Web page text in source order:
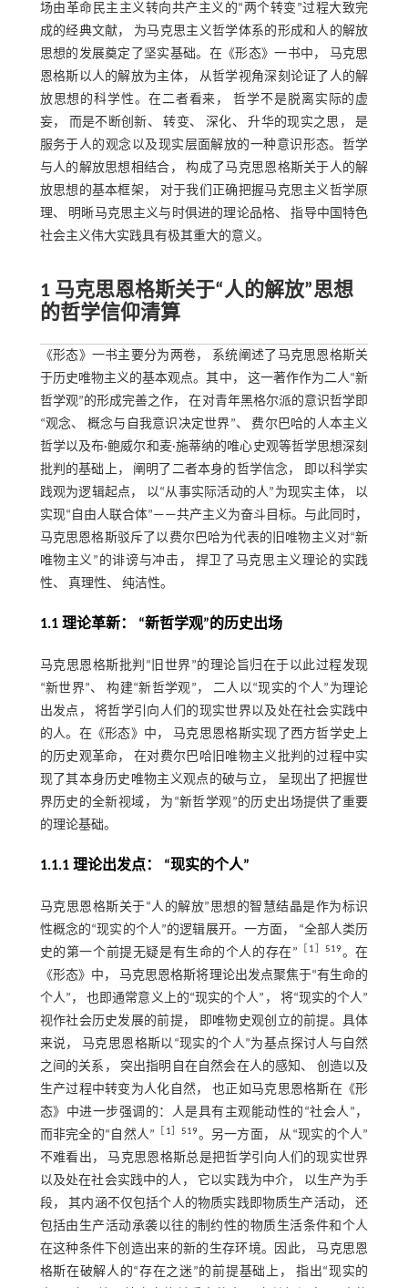
场由革命民主主义转向共产主义的“两个转变”过程大致完
成的经典文献， 为马克思主义哲学体系的形成和人的解放
思想的发展奠定了坚实基础。在《形态》一书中， 马克思
恩格斯以人的解放为主体， 从哲学视角深刻论证了人的解
放思想的科学性。在二者看来， 哲学不是脱离实际的虚
妄， 而是不断创新、 转变、 深化、 升华的现实之思， 是
服务于人的观念以及现实层面解放的一种意识形态。哲学
与人的解放思想相结合， 构成了马克思恩格斯关于人的解
放思想的基本框架， 对于我们正确把握马克思主义哲学原
理、 明晰马克思主义与时俱进的理论品格、 指导中国特色
社会主义伟大实践具有极其重大的意义。
1 马克思恩格斯关于“人的解放”思想
的哲学信仰清算
《形态》一书主要分为两卷， 系统阐述了马克思恩格斯关
于历史唯物主义的基本观点。其中， 这一著作作为二人“新
哲学观”的形成完善之作， 在对青年黑格尔派的意识哲学即
“观念、 概念与自我意识决定世界”、 费尔巴哈的人本主义
哲学以及布·鲍威尔和麦·施蒂纳的唯心史观等哲学思想深刻
批判的基础上， 阐明了二者本身的哲学信念， 即以科学实
践观为逻辑起点， 以“从事实际活动的人”为现实主体， 以
实现“自由人联合体”——共产主义为奋斗目标。与此同时，
马克思恩格斯驳斥了以费尔巴哈为代表的旧唯物主义对“新
唯物主义”的诽谤与冲击， 捍卫了马克思主义理论的实践
性、 真理性、 纯洁性。
1.1 理论革新： “新哲学观”的历史出场
马克思恩格斯批判“旧世界”的理论旨归在于以此过程发现
“新世界”、 构建“新哲学观”， 二人以“现实的个人”为理论
出发点， 将哲学引向人们的现实世界以及处在社会实践中
的人。在《形态》中， 马克思恩格斯实现了西方哲学史上
的历史观革命， 在对费尔巴哈旧唯物主义批判的过程中实
现了其本身历史唯物主义观点的破与立， 呈现出了把握世
界历史的全新视域， 为“新哲学观”的历史出场提供了重要
的理论基础。
1.1.1 理论出发点： “现实的个人”
马克思恩格斯关于“人的解放”思想的智慧结晶是作为标识
性概念的“现实的个人”的逻辑展开。一方面， “全部人类历
史的第一个前提无疑是有生命的个人的存在”
1 ］519。在
《形态》中， 马克思恩格斯将理论出发点聚焦于“有生命的
个人”， 也即通常意义上的“现实的个人”， 将“现实的个人”
视作社会历史发展的前提， 即唯物史观创立的前提。具体
来说， 马克思恩格斯以“现实的个人”为基点探讨人与自然
之间的关系， 突出指明自在自然会在人的感知、 创造以及
生产过程中转变为人化自然， 也正如马克思恩格斯在《形
态》中进一步强调的：人是具有主观能动性的“社会人”，
而非完全的“自然人”
1 ］519。另一方面， 从“现实的个人”
不难看出， 马克思恩格斯总是把哲学引向人们的现实世界
以及处在社会实践中的人， 它以实践为中介， 以生产为手
段， 其内涵不仅包括个人的物质实践即物质生产活动， 还
包括由生产活动承袭以往的制约性的物质生活条件和个人
在这种条件下创造出来的新的生存环境。因此， 马克思恩
格斯在破解人的“存在之迷”的前提基础上， 指出“现实的